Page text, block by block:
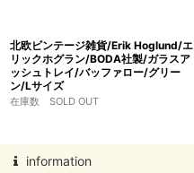
北欧ビンテージ雑貨/Erik Hoglund/エ
リックホグラン/BODA社製/ガラスア
ッシュトレイ/バッファロー/グリー
ン/Lサイズ
在庫数 SOLD OUT
information